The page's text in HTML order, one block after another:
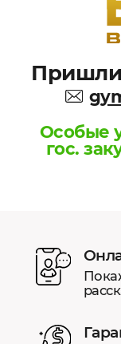
Особые
гос.